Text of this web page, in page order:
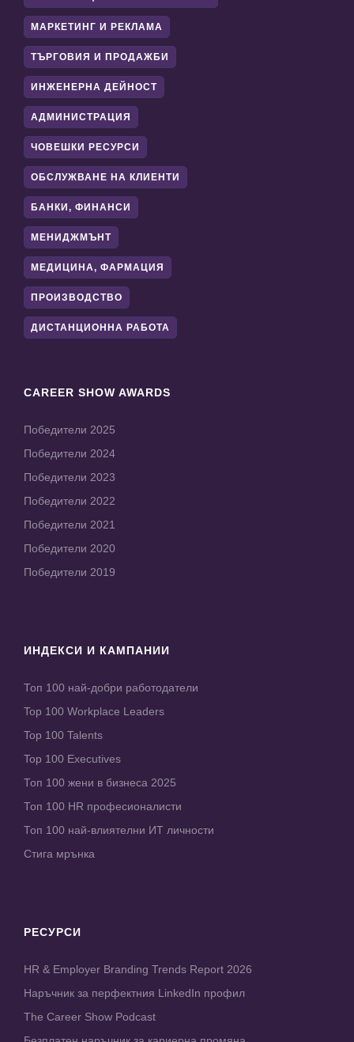
МАРКЕТИНГ И РЕКЛАМА
ТЪРГОВИЯ И ПРОДАЖБИ
ИНЖЕНЕРНА ДЕЙНОСТ
АДМИНИСТРАЦИЯ
ЧОВЕШКИ РЕСУРСИ
ОБСЛУЖВАНЕ НА КЛИЕНТИ
БАНКИ, ФИНАНСИ
МЕНИДЖМЪНТ
МЕДИЦИНА, ФАРМАЦИЯ
ПРОИЗВОДСТВО
ДИСТАНЦИОННА РАБОТА
CAREER SHOW AWARDS
Победители 2025
Победители 2024
Победители 2023
Победители 2022
Победители 2021
Победители 2020
Победители 2019
ИНДЕКСИ И КАМПАНИИ
Топ 100 най-добри работодатели
Top 100 Workplace Leaders
Top 100 Talents
Top 100 Executives
Топ 100 жени в бизнеса 2025
Топ 100 HR професионалисти
Топ 100 най-влиятелни ИТ личности
Стига мрънка
РЕСУРСИ
HR & Employer Branding Trends Report 2026
Наръчник за перфектния LinkedIn профил
The Career Show Podcast